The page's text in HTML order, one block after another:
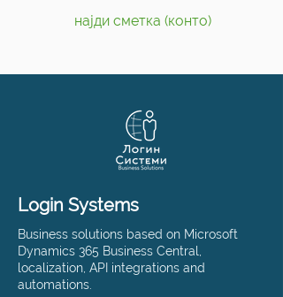
најди сметка (конто)
Login Systems
Business solutions based on Microsoft
Dynamics 365 Business Central,
localization, API integrations and
automations.